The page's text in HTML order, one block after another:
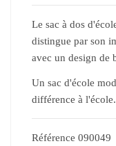
Le sac à dos
distingue par son
avec un design de
Un sac d'école
différence à l'école.
Référence 090049